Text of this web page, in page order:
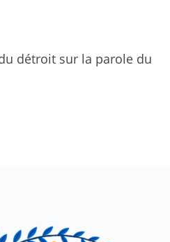
détroit sur la parole du